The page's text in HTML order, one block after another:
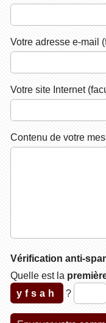
Votre adresse e-mail
Votre site Internet
Contenu de votre
Vérification anti-
Quelle est la
yfsah
?